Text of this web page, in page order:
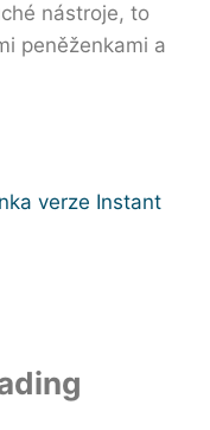
nástroje, to
peněženkami a
verze Instant